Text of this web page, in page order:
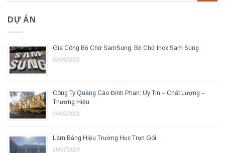
DỰ ÁN
Gia Công Bộ Chữ SamSung, Bộ Chữ Inox Sam Sung
02/06/2022
Công Ty Quảng Cáo Đinh Phan: Uy Tín – Chất Lượng –
Thương Hiệu
24/05/2021
Làm Bảng Hiệu Trường Học Trọn Gói
28/07/2024